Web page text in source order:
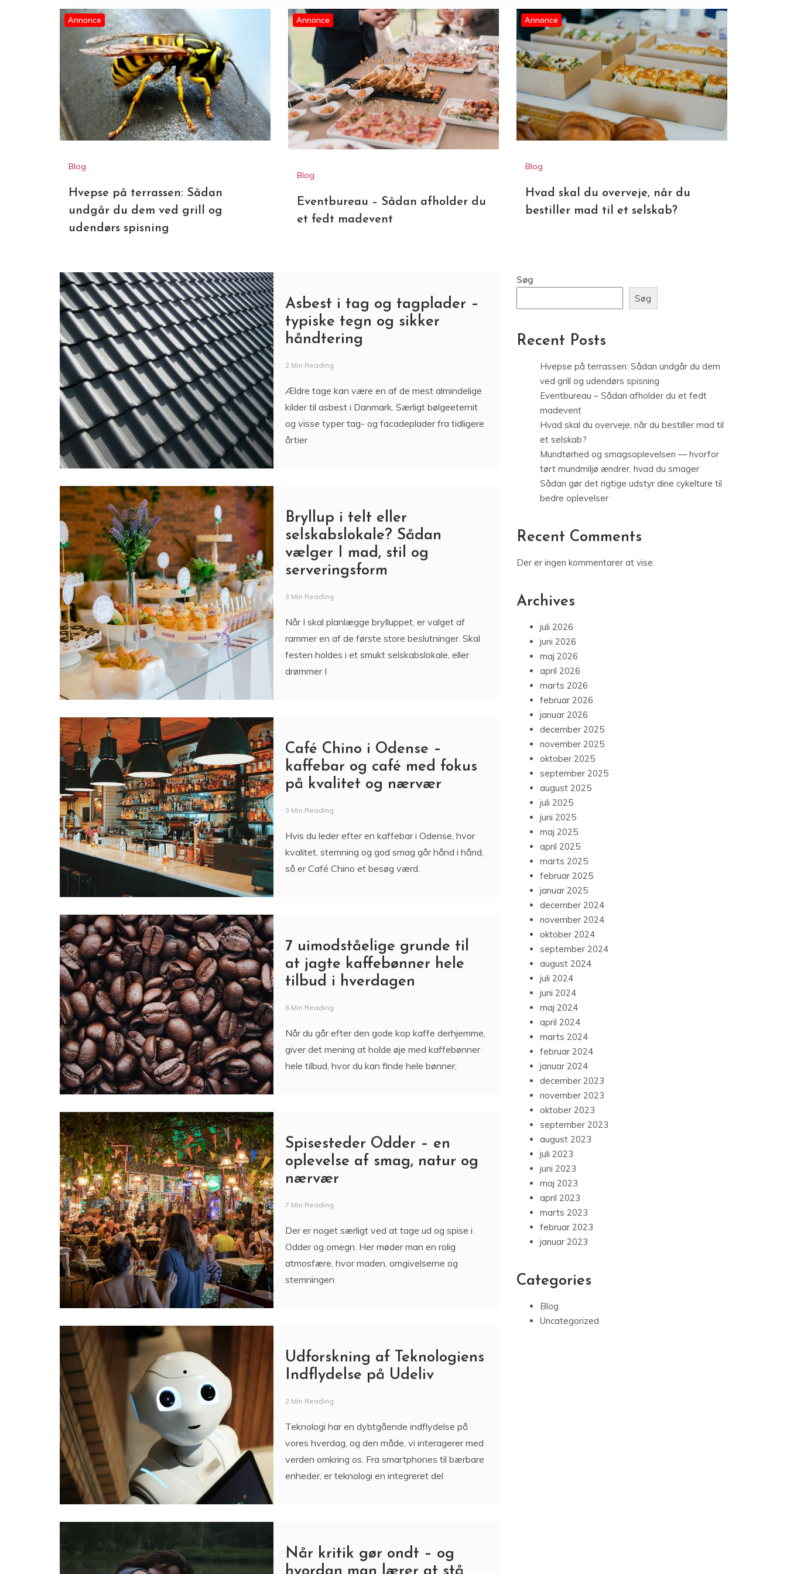
Annonce
Hvepse på terrassen: Sådan
undgår du dem ved grill og
udendørs spisning
Annonce
et fedt madevent
Annonce
Hvad skal du overveje, når du
bestiller mad til et selskab?
Asbest i tag og tagplader –
typiske tegn og sikker
håndtering
og visse typer tag- og facadeplader fra tidligere
årtier
selskabslokale? Sådan
vælger I mad, stil og
serveringsform
festen holdes i et smukt selskabslokale, eller
drømmer I
Café Chino i Odense –
kaffebar og café med fokus
på kvalitet og nærvær
kvalitet, stemning og god smag går hånd i hånd,
så er Café Chino et besøg værd.
7 uimodståelige grunde til
at jagte kaffebønner hele
tilbud i hverdagen
giver det mening at holde øje med kaffebønner
hele tilbud, hvor du kan finde hele bønner,
Spisesteder Odder – en
oplevelse af smag, natur og
nærvær
atmosfære, hvor maden, omgivelserne og
stemningen
Udforskning af Teknologiens
Indflydelse på Udeliv
verden omkring os. Fra smartphones til bærbare
enheder, er teknologi en integreret del
Søg
Recent Posts
Hvepse på terrassen: Sådan undgår du dem
ved grill og udendørs spisning
Eventbureau – Sådan afholder du et fedt
madevent
et selskab?
Mundtørhed og smagsoplevelsen — hvorfor
tørt mundmiljø ændrer, hvad du smager
Recent Comments
Der er ingen kommentarer at vise.
Archives
juli 2026
juni 2026
maj 2026
april 2026
marts 2026
februar 2026
januar 2026
december 2025
november 2025
oktober 2025
september 2025
august 2025
juli 2025
juni 2025
maj 2025
april 2025
marts 2025
februar 2025
januar 2025
december 2024
november 2024
oktober 2024
september 2024
august 2024
juli 2024
juni 2024
maj 2024
april 2024
marts 2024
februar 2024
januar 2024
december 2023
november 2023
oktober 2023
september 2023
august 2023
juli 2023
april 2023
marts 2023
februar 2023